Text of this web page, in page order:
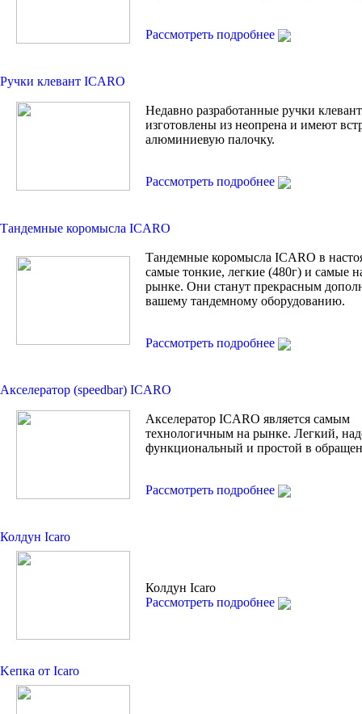
Рассмотреть подробнее
Ручки клевант ICARO
Недавно разработанные ручки
изготовлены из неопрена и имеют
алюминиевую палочку.
Рассмотреть подробнее
Тандемные коромысла ICARO
Тандемные коромысла ICARO в
самые тонкие, легкие (480г) и самые
рынке. Они станут прекрасным
вашему тандемному оборудованию.
Рассмотреть подробнее
Акселератор (speedbar) ICARO
Акселератор ICARO является самым
технологичным на рынке. Легкий,
функциональный и простой в
Рассмотреть подробнее
Колдун Icaro
Колдун Icaro
Рассмотреть подробнее
Kепкa от Icaro